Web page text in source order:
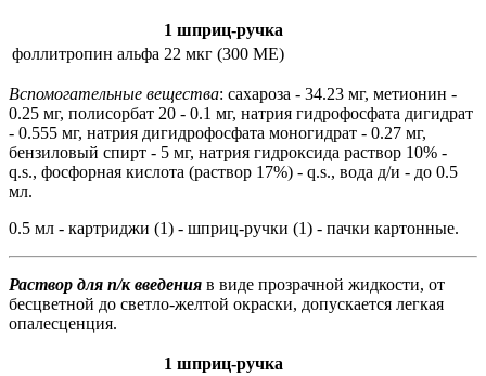
1 шприц-ручка
фоллитропин альфа 22 мкг (300 МЕ)
Вспомогательные вещества: сахароза - 34.23 мг, метионин -
0.25 мг, полисорбат 20 - 0.1 мг, натрия гидрофосфата дигидрат
- 0.555 мг, натрия дигидрофосфата моногидрат - 0.27 мг,
бензиловый спирт - 5 мг, натрия гидроксида раствор 10% -
q.s., фосфорная кислота (раствор 17%) - q.s., вода д/и - до 0.5
мл.
0.5 мл - картриджи (1) - шприц-ручки (1) - пачки картонные.
Раствор для п/к введения в виде прозрачной жидкости, от
бесцветной до светло-желтой окраски, допускается легкая
опалесценция.
1 шприц-ручка